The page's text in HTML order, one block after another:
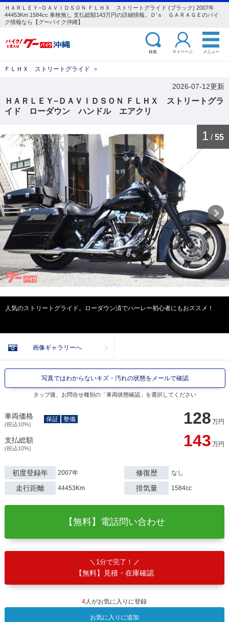
ＨＡＲＬＥＹ−ＤＡＶＩＤＳＯＮ ＦＬＨＸ ストリートグライド (ブラック) 2007年
44453Km 1584cc 車検無し 支払総額143万円の詳細情報。Ｄ’ｓ ＧＡＲＡＧＥのバイ
ク情報なら【グーバイク沖縄】
検索 マイページ メニュー
ＦＬＨＸ ストリートグライド ＞
2026-07-12更新
ＨＡＲＬＥＹ−ＤＡＶＩＤＳＯＮ ＦＬＨＸ ストリートグラ
イド ローダウン ハンドル エアクリ
1 / 55
人気のストリートグライド。ローダウン済でハーレー初心者にもおススメ！
画像ギャラリーへ
写真ではわからないキズ・汚れの状態をメールで確認
タップ後、お問合せ種別の「車両状態確認」を選択してください
車両価格
(税込10%) 128 万円
保証 整備
支払総額
(税込10%) 143 万円
初度登録年 2007年 修復歴 なし
走行距離 44453Km 排気量 1584cc
【無料】電話問い合わせ
1分で完了！
【無料】見積・在庫確認
4人がお気に入りに登録
お気に入りに追加